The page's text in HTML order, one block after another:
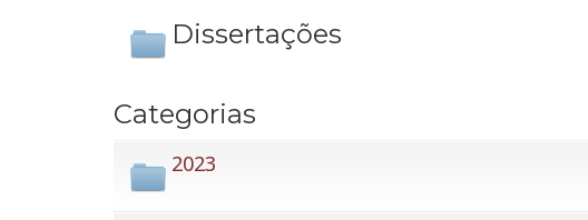
Dissertações
Categorias
2023